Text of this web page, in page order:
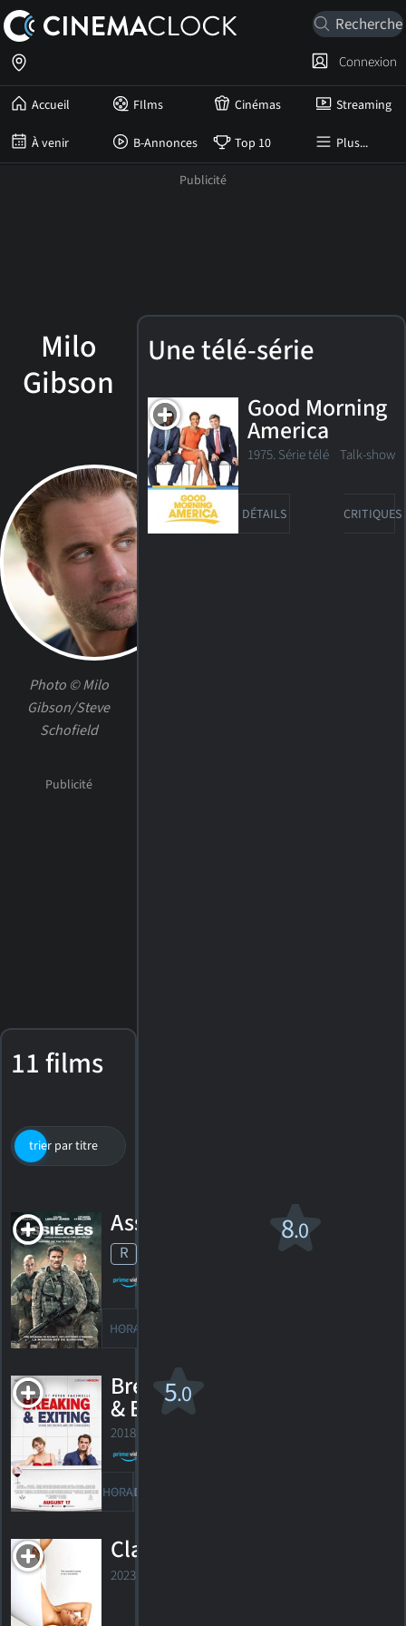
Accueil FIlms Cinémas Streaming
À venir B-Annonces Top 10 Plus...
Connexion
Milo
Gibson
Photo © Milo
Gibson/Steve
Schofield
11 films
trier par titre
8.0
Assiégés
R 2020. 2h03m Drame de guerre
HORAIRES
5.0
Breaking
& Exiting
2018. Comédie
HORAIRESDÉTAILS
Clawfoot
2023. Suspense
Une télé-série
Good Morning
America
1975. Série télé Talk-show
DÉTAILS CRITIQUES